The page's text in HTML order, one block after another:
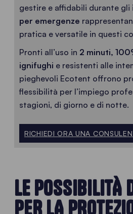
gestire e affidabili durante gli
per emergenze
pratica e versatile in questi
Pronti all’uso in 2 minuti,
ignifughi e resistenti alle
pieghevoli Ecotent offrono
flessibilità per l’impiego
stagioni, di giorno e di notte.
RICHIEDI ORA UNA
LE POSSIBILITÀ
PER LA